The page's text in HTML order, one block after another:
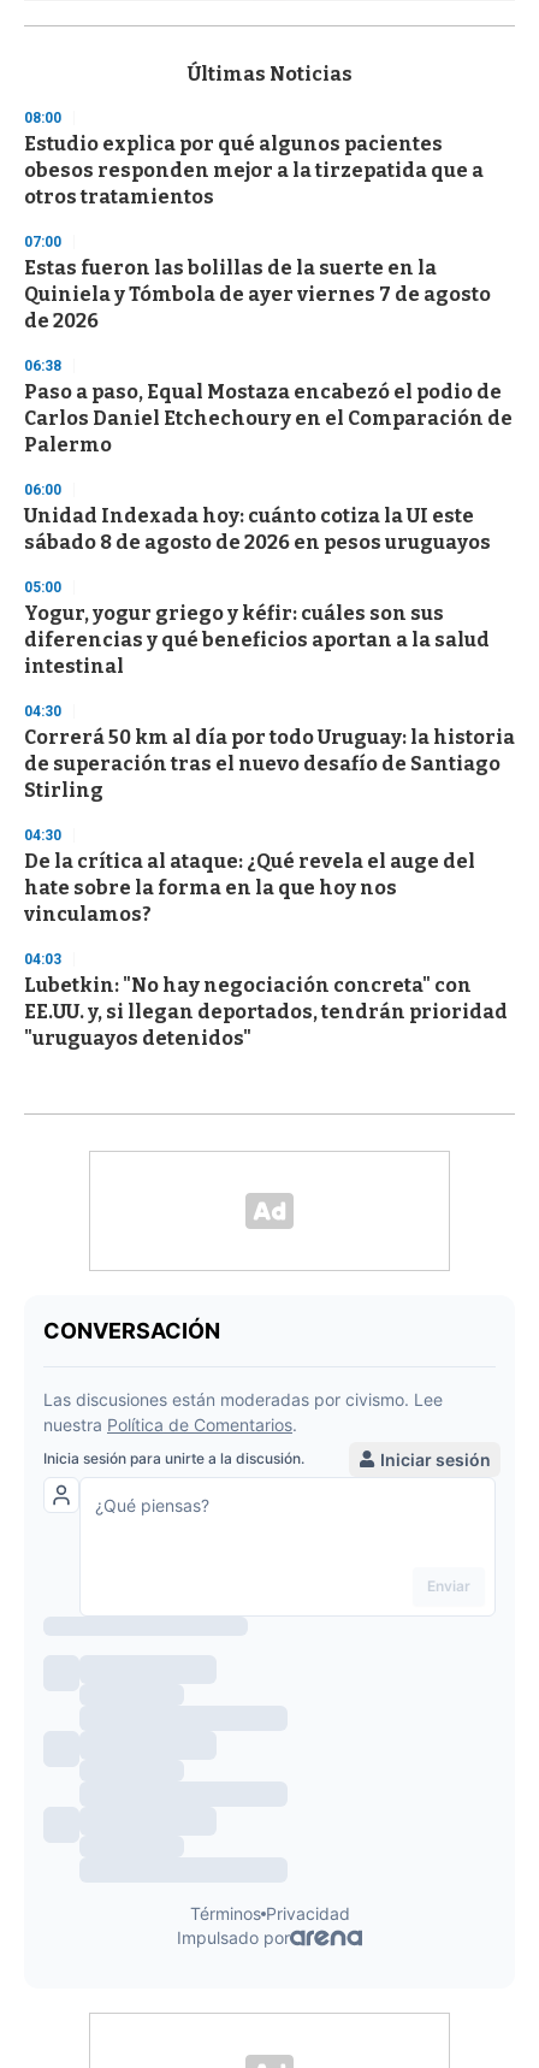
s
d
s
o
f
3
s
e
c
o
n
Últimas Noticias
08:00
Estudio explica por qué algunos pacientes
obesos responden mejor a la tirzepatida que a
otros tratamientos
07:00
Estas fueron las bolillas de la suerte en la
Quiniela y Tómbola de ayer viernes 7 de agosto
de 2026
06:38
Paso a paso, Equal Mostaza encabezó el podio de
Carlos Daniel Etchechoury en el Comparación de
Palermo
06:00
Unidad Indexada hoy: cuánto cotiza la UI este
sábado 8 de agosto de 2026 en pesos uruguayos
05:00
Yogur, yogur griego y kéfir: cuáles son sus
diferencias y qué beneficios aportan a la salud
intestinal
04:30
Correrá 50 km al día por todo Uruguay: la historia
de superación tras el nuevo desafío de Santiago
Stirling
04:30
De la crítica al ataque: ¿Qué revela el auge del
hate sobre la forma en la que hoy nos
vinculamos?
04:03
Lubetkin: "No hay negociación concreta" con
EE.UU. y, si llegan deportados, tendrán prioridad
"uruguayos detenidos"